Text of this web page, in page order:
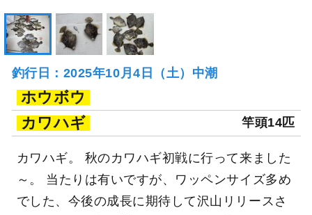
釣行日：2025年10月4日（土）中潮
ホウボウ
カワハギ
竿頭14匹
カワハギ。 秋のカワハギ初戦に行って来ました
～。 当たりは有いですが、ワッペンサイズ多め
でした、今後の成長に期待して沢山リリースさ